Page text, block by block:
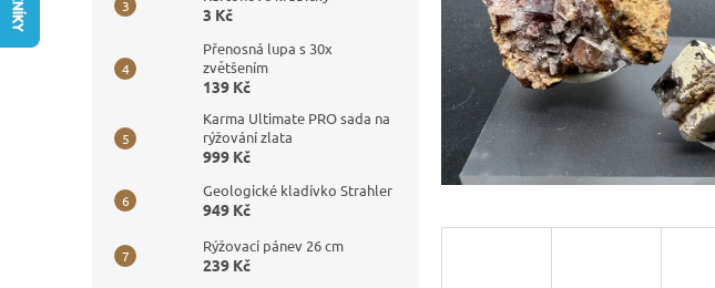
3 Kč
Přenosná lupa s 30x
zvětšením
139 Kč
Karma Ultimate PRO sada na
rýžování zlata
999 Kč
Geologické kladívko Strahler
949 Kč
Rýžovací pánev 26 cm
239 Kč